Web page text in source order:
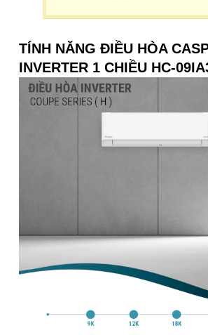
TÍNH NĂNG ĐIỀU HÒA
INVERTER 1 CHIỀU HC-